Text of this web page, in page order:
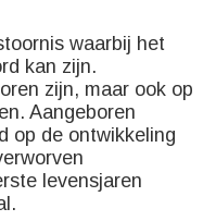
waarbij het
kan zijn.
zijn, maar ook op
Aangeboren
op de ontwikkeling
levensjaren